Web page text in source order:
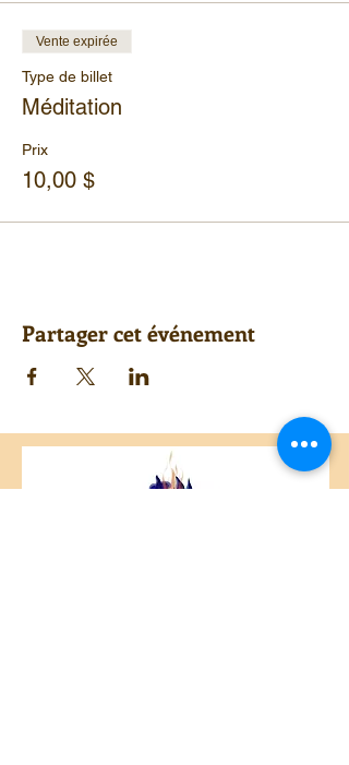
Vente expirée
Type de billet
Méditation
Prix
10,00 $
Partager cet événement